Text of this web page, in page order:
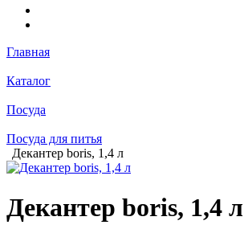
Главная
Каталог
Посуда
Посуда для питья
Декантер boris, 1,4 л
Декантер boris, 1,4 л